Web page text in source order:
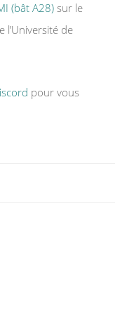
(bât A28)sur le
l’Université de
pour vous